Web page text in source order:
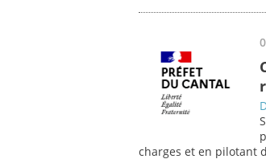
charges et en pilotant